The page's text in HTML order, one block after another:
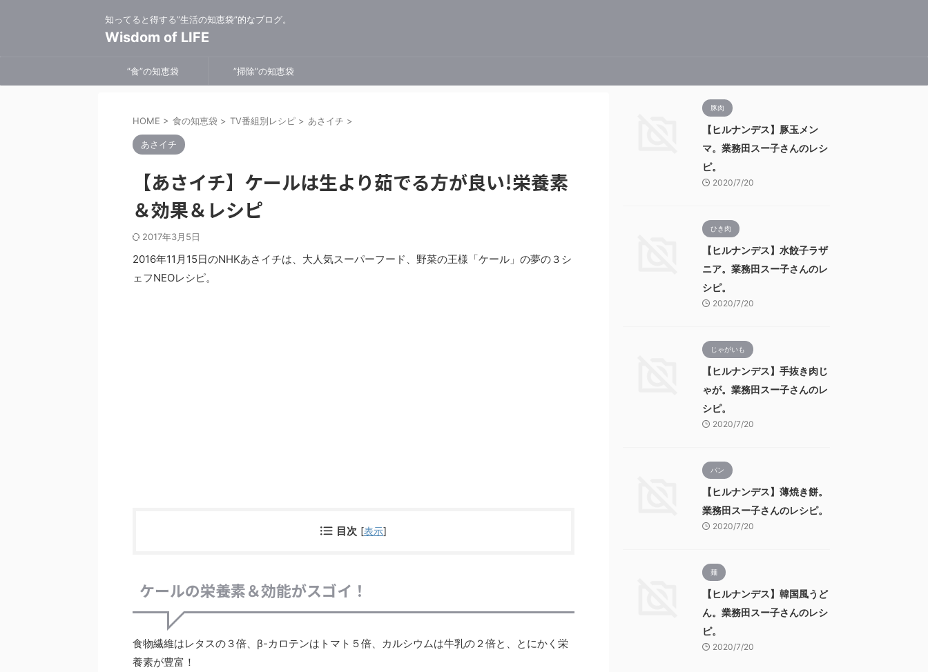
知ってると得する”生活の知恵袋”的なブログ。
Wisdom of LIFE
”食”の知恵袋 ”掃除”の知恵袋
HOME > 食の知恵袋 > TV番組別レシピ > あさイチ >
あさイチ
【あさイチ】ケールは生より茹でる方が良い!栄養素
＆効果＆レシピ
2017年3月5日
2016年11月15日のNHKあさイチは、大人気スーパーフード、野菜の王様「ケール」の夢の３シ
ェフNEOレシピ。
目次 [表示]
ケールの栄養素＆効能がスゴイ！
食物繊維はレタスの３倍、β-カロテンはトマト５倍、カルシウムは牛乳の２倍と、とにかく栄
養素が豊富！
豚肉
【ヒルナンデス】豚玉メン
マ。業務田スー子さんのレシ
ピ。
2020/7/20
ひき肉
【ヒルナンデス】水餃子ラザ
ニア。業務田スー子さんのレ
シピ。
2020/7/20
じゃがいも
【ヒルナンデス】手抜き肉じ
ゃが。業務田スー子さんのレ
シピ。
2020/7/20
パン
【ヒルナンデス】薄焼き餅。
業務田スー子さんのレシピ。
2020/7/20
麺
【ヒルナンデス】韓国風うど
ん。業務田スー子さんのレシ
ピ。
2020/7/20